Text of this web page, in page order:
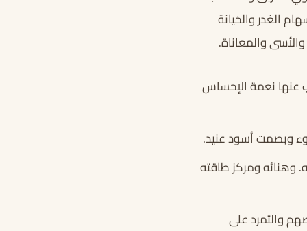
الغدر والخيانة
والمعاناة.
عنها نعمة الإحساس
وبصمت أسود عنيد.
وهنائه ومركز طاقته
والتمرد على